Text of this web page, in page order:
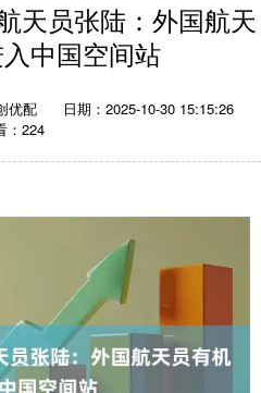
天员张陆：外国航天
中国空间站
优配
日期：2025-10-30 15:15:26
：224